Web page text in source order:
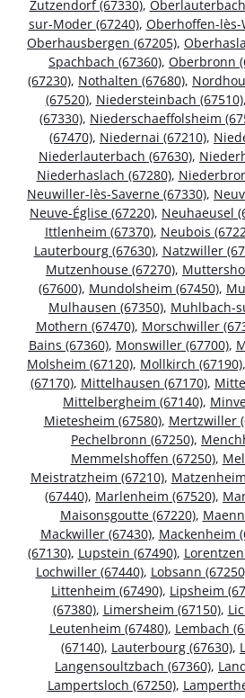
Zutzendorf (67330),
sur-Moder (67240), Oberhoffen-lès-
Oberhausbergen (67205),
Spachbach (67360), Oberbronn
(67230), Nothalten (67680),
(67520), Niedersteinbach (67510),
(67330), Niederschaeffolsheim
(67470), Niedernai (67210),
Niederlauterbach (67630),
Niederhaslach (67280),
Neuwiller-lès-Saverne (67330),
Neuve-Église (67220), Neuhaeusel
Ittlenheim (67370), Neubois
Lauterbourg (67630), Natzwiller
Mutzenhouse (67270),
(67600), Mundolsheim (67450),
Mulhausen (67350), Muhlbach-
Mothern (67470), Morschwiller
Bains (67360), Monswiller (67700),
Molsheim (67120), Mollkirch (67190),
(67170), Mittelhausen (67170),
Mittelbergheim (67140),
Mietesheim (67580), Mertzwiller
Pechelbronn (67250),
Memmelshoffen (67250),
Meistratzheim (67210),
(67440), Marlenheim (67520),
Maisonsgoutte (67220),
Mackwiller (67430), Mackenheim
(67130), Lupstein (67490),
Lochwiller (67440), Lobsann
Littenheim (67490), Lipsheim
(67380), Limersheim (67150),
Leutenheim (67480), Lembach
(67140), Lauterbourg (67630),
Langensoultzbach (67360),
Lampertsloch (67250),